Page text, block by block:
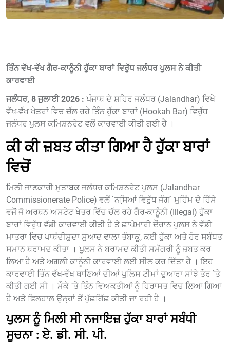
ਤਿੰਨ ਵੱਖ-ਵੱਖ ਗੈਰ-ਕਾਨੂੰਨੀ ਹੁੱਕਾ ਬਾਰਾਂ ਵਿਰੁੱਧ ਜਲੰਧਰ ਪੁਲਸ ਨੇ ਕੀਤੀ
ਕਾਰਵਾਈ
ਜਲੰਧਰ, 8 ਜੁਲਾਈ 2026 : ਪੰਜਾਬ ਦੇ ਸ਼ਹਿਰ ਜਲੰਧਰ (Jalandhar) ਵਿਖੇ
ਵੱਖ-ਵੱਖ ਖੇਤਰਾਂ ਵਿਚ ਚੱਲ ਰਹੇ ਤਿੰਨ ਹੁੱਕਾ ਬਾਰਾਂ (Hookah Bar) ਵਿਰੁੱਧ
ਜਲੰਧਰ ਪੁਲਸ ਕਮਿਸ਼ਨਰੇਟ ਵਲੋਂ ਕਾਰਵਾਈ ਕੀਤੀ ਗਈ ਹੈ ।
ਕੀ ਕੀ ਜ਼ਬਤ ਕੀਤਾ ਗਿਆ ਹੈ ਹੁੱਕਾ ਬਾਰਾਂ
ਵਿਚੋਂ
ਮਿਲੀ ਜਾਣਕਾਰੀ ਮੁਤਾਬਕ ਜਲੰਧਰ ਕਮਿਸ਼ਨਰੇਟ ਪੁਲਸ (Jalandhar
Commissionerate Police) ਵਲੋਂ `ਨਸਿ਼ਆਂ ਵਿਰੁੱਧ ਜੰਗ` ਮੁਹਿੰਮ ਦੇ ਹਿੱਸੇ
ਵਜੋਂ ਜੋ ਅਰਬਨ ਅਸਟੇਟ ਖੇਤਰ ਵਿੱਚ ਚੱਲ ਰਹੇ ਗੈਰ-ਕਾਨੂੰਨੀ (Illegal) ਹੁੱਕਾ
ਬਾਰਾਂ ਵਿਰੁੱਧ ਵੱਡੀ ਕਾਰਵਾਈ ਕੀਤੀ ਹੈ ਤੇ ਛਾਪੇਮਾਰੀ ਦੌਰਾਨ ਪੁਲਸ ਨੇ ਵੱਡੀ
ਮਾਤਰਾ ਵਿਚ ਪਾਬੰਦੀਸ਼ੁਦਾ ਸੁਆਦ ਵਾਲਾ ਤੰਬਾਕੂ, ਕਈ ਹੁੱਕਾ ਅਤੇ ਹੋਰ ਸਬੰਧਤ
ਸਮਾਨ ਬਰਾਮਦ ਕੀਤਾ । ਪੁਲਸ ਨੇ ਬਰਾਮਦ ਕੀਤੀ ਸਮੱਗਰੀ ਨੂੰ ਜ਼ਬਤ ਕਰ
ਲਿਆ ਹੈ ਅਤੇ ਅਗਲੀ ਕਾਨੂੰਨੀ ਕਾਰਵਾਈ ਲਈ ਸੀਲ ਕਰ ਦਿੱਤਾ ਹੈ । ਇਹ
ਕਾਰਵਾਈ ਤਿੰਨ ਵੱਖ-ਵੱਖ ਥਾਣਿਆਂ ਦੀਆਂ ਪੁਲਿਸ ਟੀਮਾਂ ਦੁਆਰਾ ਸਾਂਝੇ ਤੌਰ `ਤੇ
ਕੀਤੀ ਗਈ ਸੀ । ਮੌਕੇ `ਤੇ ਤਿੰਨ ਵਿਅਕਤੀਆਂ ਨੂੰ ਹਿਰਾਸਤ ਵਿਚ ਲਿਆ ਗਿਆ
ਹੈ ਅਤੇ ਫਿਲਹਾਲ ਉਨ੍ਹਾਂ ਤੋਂ ਪੁੱਛਗਿੱਛ ਕੀਤੀ ਜਾ ਰਹੀ ਹੈ ।
ਪੁਲਸ ਨੂੰ ਮਿਲੀ ਸੀ ਨਜਾਇਜ਼ ਹੁੱਕਾ ਬਾਰਾਂ ਸਬੰਧੀ
ਸੂਚਨਾ : ਏ. ਡੀ. ਸੀ. ਪੀ.